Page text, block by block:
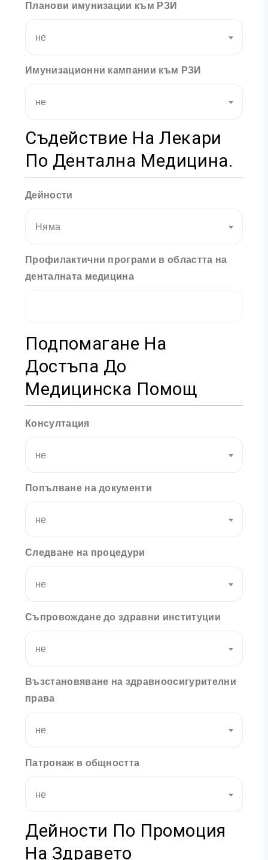
Планови имунизации към РЗИ
не
Имунизационни кампании към РЗИ
не
Съдействие На Лекари
По Дентална Медицина.
Дейности
Няма
Профилактични програми в областта на
денталната медицина
Подпомагане На
Достъпа До
Медицинска Помощ
Консултация
не
Попълване на документи
не
Следване на процедури
не
Съпровождане до здравни институции
не
Възстановяване на здравноосигурителни
права
не
Патронаж в общността
не
Дейности По Промоция
На Здравето